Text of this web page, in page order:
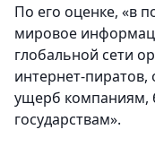
По его оценке, «в
мировое
глобальной сети
интернет-пиратов,
ущерб компаниям,
государствам».